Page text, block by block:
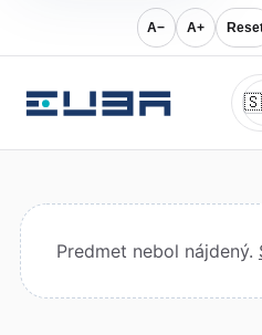
A− A+
Predmet nebol nájdený.